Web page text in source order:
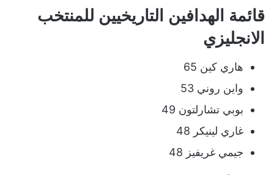
قائمة الهدافين التاريخيين للمنتخب
الانجليزي
هاري كين 65
واين روني 53
بوبي تشارلتون 49
غاري لينيكر 48
جيمي غريفيز 48